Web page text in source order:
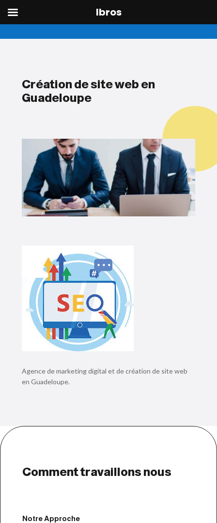
Création de site web en
Guadeloupe
Agence de marketing digital et de création de site web
en Guadeloupe.
Comment travaillons nous
Notre Approche
Ibros